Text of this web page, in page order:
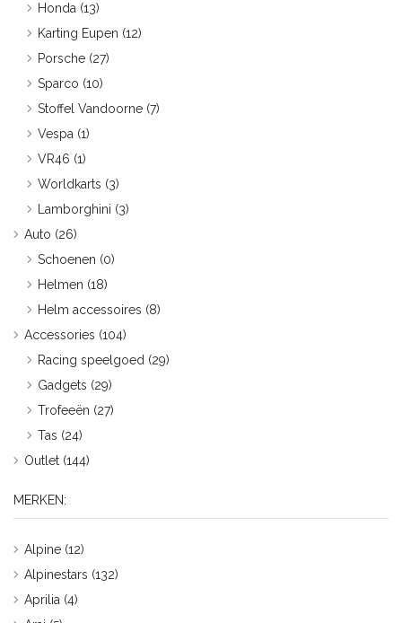
Honda (13)
Karting Eupen (12)
Porsche (27)
Sparco (10)
Stoffel Vandoorne (7)
Vespa (1)
VR46 (1)
Worldkarts (3)
Lamborghini (3)
Auto (26)
Schoenen (0)
Helmen (18)
Helm accessoires (8)
Accessories (104)
Racing speelgoed (29)
Gadgets (29)
Trofeeën (27)
Tas (24)
Outlet (144)
MERKEN:
Alpine (12)
Alpinestars (132)
Aprilia (4)